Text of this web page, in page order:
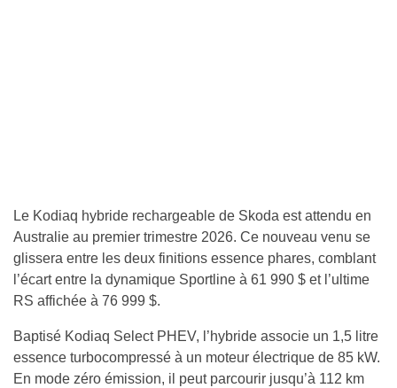
Le Kodiaq hybride rechargeable de Skoda est attendu en
Australie au premier trimestre 2026. Ce nouveau venu se
glissera entre les deux finitions essence phares, comblant
l’écart entre la dynamique Sportline à 61 990 $ et l’ultime
RS affichée à 76 999 $.
Baptisé Kodiaq Select PHEV, l’hybride associe un 1,5 litre
essence turbocompressé à un moteur électrique de 85 kW.
En mode zéro émission, il peut parcourir jusqu’à 112 km